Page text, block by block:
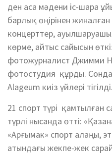
ден аса мәдени іс-шара
барлық өңірінен
концерттер,
көрме, айтыс сайысын
фотожурналист Джимми
фотостудия құрды.
Alageum киіз үйлері тігілді.
21 спорт түрі қамтылған
түрлі нысанда өтті:
«Арғымак» спорт алаңы,
атындағы жекпе-жек